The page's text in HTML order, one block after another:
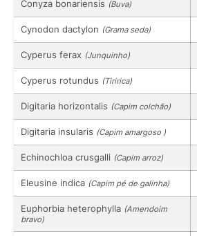
Conyza bonariensis (Buva)
Cynodon dactylon (Grama seda)
Cyperus ferax (Junquinho)
Cyperus rotundus (Tiririca)
Digitaria horizontalis (Capim colchão)
Digitaria insularis (Capim amargoso )
Echinochloa crusgalli (Capim arroz)
Eleusine indica (Capim pé de galinha)
Euphorbia heterophylla (Amendoim
bravo)